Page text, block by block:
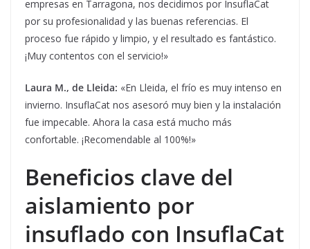
empresas en Tarragona, nos decidimos por InsuflaCat
por su profesionalidad y las buenas referencias. El
proceso fue rápido y limpio, y el resultado es fantástico.
¡Muy contentos con el servicio!»
Laura M., de Lleida: «En Lleida, el frío es muy intenso en
invierno. InsuflaCat nos asesoró muy bien y la instalación
fue impecable. Ahora la casa está mucho más
confortable. ¡Recomendable al 100%!»
Beneficios clave del
aislamiento por
insuflado con InsuflaCat